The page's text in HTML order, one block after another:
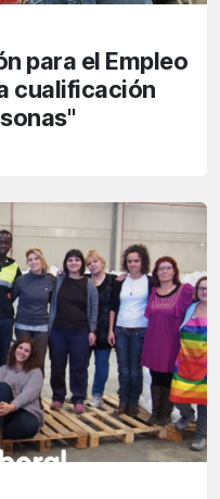
para el Empleo
cualificación